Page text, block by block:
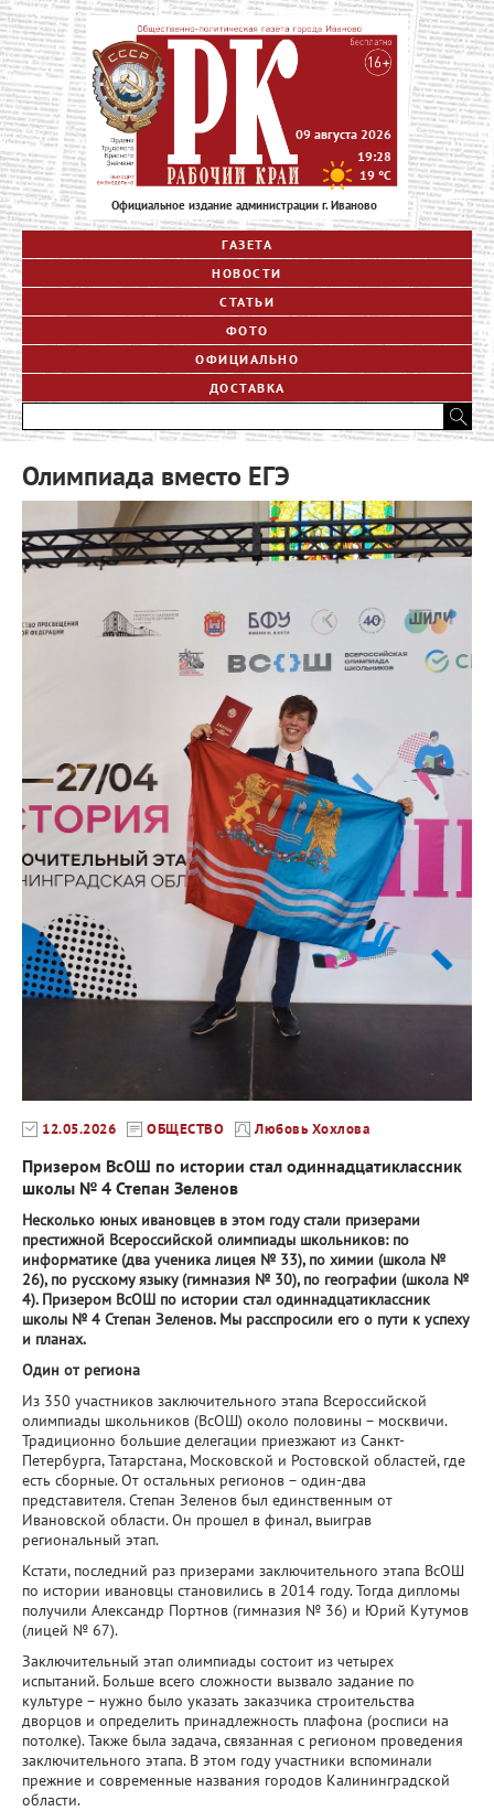
Официальное издание администрации г. Иваново
09 августа 2026
19:28
19 °C
ГАЗЕТА
НОВОСТИ
СТАТЬИ
ФОТО
ОФИЦИАЛЬНО
ДОСТАВКА
Олимпиада вместо ЕГЭ
12.05.2026 ОБЩЕСТВО Любовь Хохлова
Призером ВсОШ по истории стал одиннадцатиклассник
школы № 4 Степан Зеленов
Несколько юных ивановцев в этом году стали призерами
престижной Всероссийской олимпиады школьников: по
информатике (два ученика лицея № 33), по химии (школа №
26), по русскому языку (гимназия № 30), по географии (школа №
4). Призером ВсОШ по истории стал одиннадцатиклассник
школы № 4 Степан Зеленов. Мы расспросили его о пути к успеху
и планах.
Один от региона
Из 350 участников заключительного этапа Всероссийской
олимпиады школьников (ВсОШ) около половины − москвичи.
Традиционно большие делегации приезжают из Санкт-
Петербурга, Татарстана, Московской и Ростовской областей, где
есть сборные. От остальных регионов − один-два
представителя. Степан Зеленов был единственным от
Ивановской области. Он прошел в финал, выиграв
региональный этап.
Кстати, последний раз призерами заключительного этапа ВсОШ
по истории ивановцы становились в 2014 году. Тогда дипломы
получили Александр Портнов (гимназия № 36) и Юрий Кутумов
(лицей № 67).
Заключительный этап олимпиады состоит из четырех
испытаний. Больше всего сложности вызвало задание по
культуре − нужно было указать заказчика строительства
дворцов и определить принадлежность плафона (росписи на
потолке). Также была задача, связанная с регионом проведения
заключительного этапа. В этом году участники вспоминали
прежние и современные названия городов Калининградской
области.